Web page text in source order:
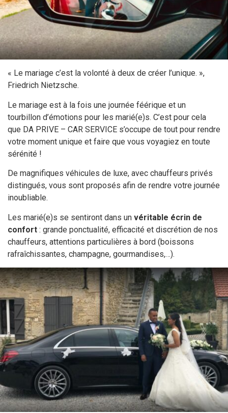
« Le mariage c’est la volonté à deux de créer l’unique. »,
Friedrich Nietzsche.
Le mariage est à la fois une journée féérique et un
tourbillon d’émotions pour les marié(e)s. C’est pour cela
que DA PRIVE – CAR SERVICE s’occupe de tout pour rendre
votre moment unique et faire que vous voyagiez en toute
sérénité !
De magnifiques véhicules de luxe, avec chauffeurs privés
distingués, vous sont proposés afin de rendre votre journée
inoubliable.
Les marié(e)s se sentiront dans un véritable écrin de
confort : grande ponctualité, efficacité et discrétion de nos
chauffeurs, attentions particulières à bord (boissons
rafraîchissantes, champagne, gourmandises,…).